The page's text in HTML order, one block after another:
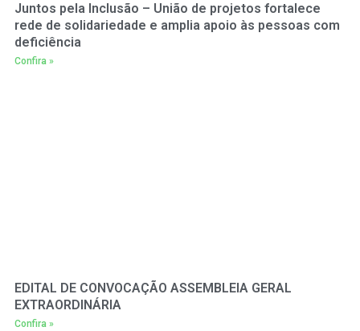
Juntos pela Inclusão – União de projetos fortalece
rede de solidariedade e amplia apoio às pessoas com
deficiência
Confira »
EDITAL DE CONVOCAÇÃO ASSEMBLEIA GERAL
EXTRAORDINÁRIA
Confira »